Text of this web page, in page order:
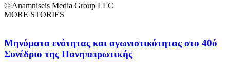
© Anamniseis Media Group LLC
MORE STORIES
Μηνύματα ενότητας και αγωνιστικότητας στο 40ό
Συνέδριο της Πανηπειρωτικής